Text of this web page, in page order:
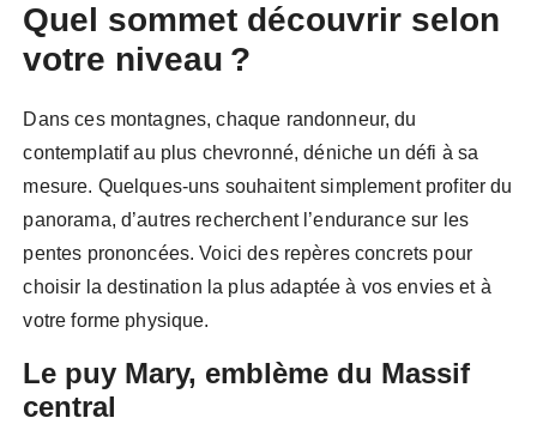
Quel sommet découvrir selon
votre niveau ?
Dans ces montagnes, chaque randonneur, du
contemplatif au plus chevronné, déniche un défi à sa
mesure. Quelques-uns souhaitent simplement profiter du
panorama, d’autres recherchent l’endurance sur les
pentes prononcées. Voici des repères concrets pour
choisir la destination la plus adaptée à vos envies et à
votre forme physique.
Le puy Mary, emblème du Massif
central